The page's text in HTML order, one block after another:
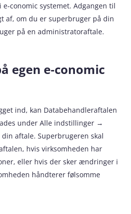
systemet. Adgangen til
af, om du er superbruger på din
på en administratoraftale.
egen e‑conomic
ind, kan Databehandleraftalen
under Alle indstillinger →
aftale. Superbrugeren skal
hvis virksomheden har
eller hvis der sker ændringer i
håndterer følsomme